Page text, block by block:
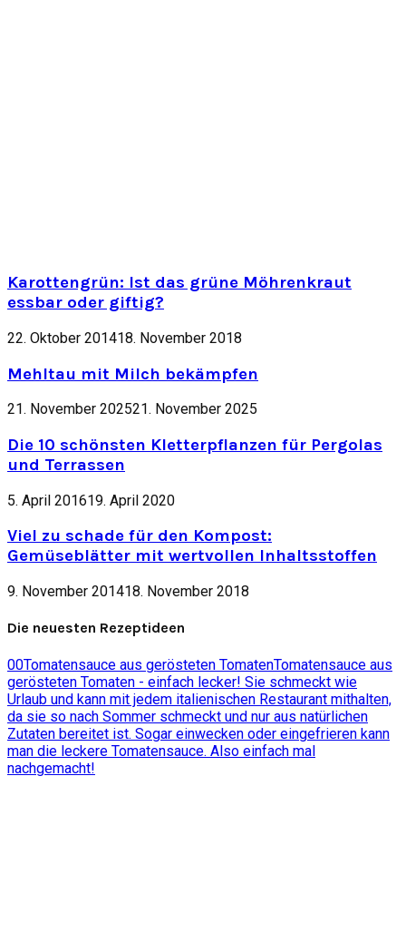
Karottengrün: Ist das grüne Möhrenkraut
essbar oder giftig?
22. Oktober 201418. November 2018
Mehltau mit Milch bekämpfen
21. November 202521. November 2025
Die 10 schönsten Kletterpflanzen für Pergolas
und Terrassen
5. April 201619. April 2020
Viel zu schade für den Kompost:
Gemüseblätter mit wertvollen Inhaltsstoffen
9. November 201418. November 2018
Die neuesten Rezeptideen
00Tomatensauce aus gerösteten TomatenTomatensauce aus
gerösteten Tomaten - einfach lecker! Sie schmeckt wie
Urlaub und kann mit jedem italienischen Restaurant mithalten,
da sie so nach Sommer schmeckt und nur aus natürlichen
Zutaten bereitet ist. Sogar einwecken oder eingefrieren kann
man die leckere Tomatensauce. Also einfach mal
nachgemacht!